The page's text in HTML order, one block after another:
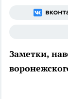
Заметки,